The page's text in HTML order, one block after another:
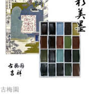
古梅園